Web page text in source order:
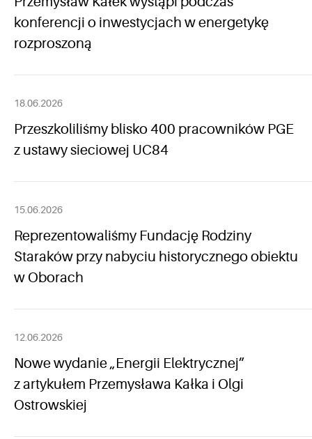
konferencji o inwestycjach w energetykę
rozproszoną
18.06.2026
Przeszkoliliśmy blisko 400 pracowników PGE
z ustawy sieciowej UC84
15.06.2026
Reprezentowaliśmy Fundację Rodziny
Staraków przy nabyciu historycznego obiektu
w Oborach
12.06.2026
Nowe wydanie „Energii Elektrycznej”
z artykułem Przemysława Kałka i Olgi
Ostrowskiej